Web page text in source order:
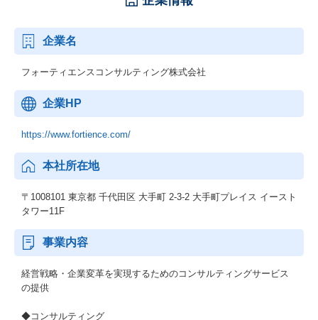
企業名
フォーティエンスコンサルティング株式会社
企業HP
https://www.fortience.com/
本社所在地
〒1008101 東京都 千代田区 大手町 2-3-2 大手町プレイス イースト
タワー11F
事業内容
経営戦略・企業変革を実現するためのコンサルティングサービス
の提供
◆コンサルティング